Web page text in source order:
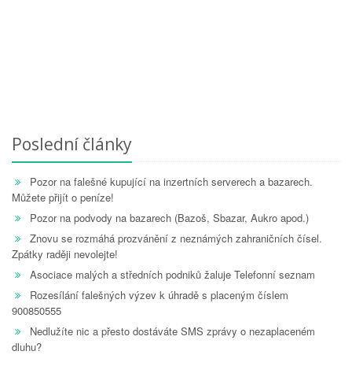
Poslední články
Pozor na falešné kupující na inzertních serverech a bazarech.
Můžete přijít o peníze!
Pozor na podvody na bazarech (Bazoš, Sbazar, Aukro apod.)
Znovu se rozmáhá prozvánění z neznámých zahraničních čísel.
Zpátky raději nevolejte!
Asociace malých a středních podniků žaluje Telefonní seznam
Rozesílání falešných výzev k úhradě s placeným číslem
900850555
Nedlužíte nic a přesto dostáváte SMS zprávy o nezaplaceném
dluhu?